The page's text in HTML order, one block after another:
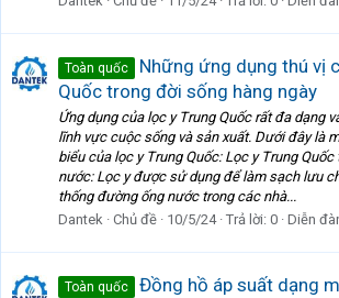
Toàn quốc
Những ứng dụng thú vị
Quốc trong đời sống hàng ngày
Ứng dụng của lọc y Trung Quốc rất đa dạng
lĩnh vực cuộc sống và sản xuất. Dưới đây là
biểu của lọc y Trung Quốc: Lọc y Trung
nước: Lọc y được sử dụng để làm sạch lưu
thống đường ống nước trong các nhà...
Dantek Chủ đề 10/5/24 Trả lời: 0 Diễn
Toàn quốc
Đồng hồ áp suất dạng